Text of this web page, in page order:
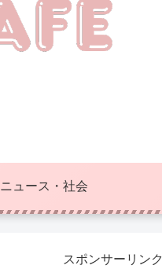
ニュース・社会
スポンサーリンク